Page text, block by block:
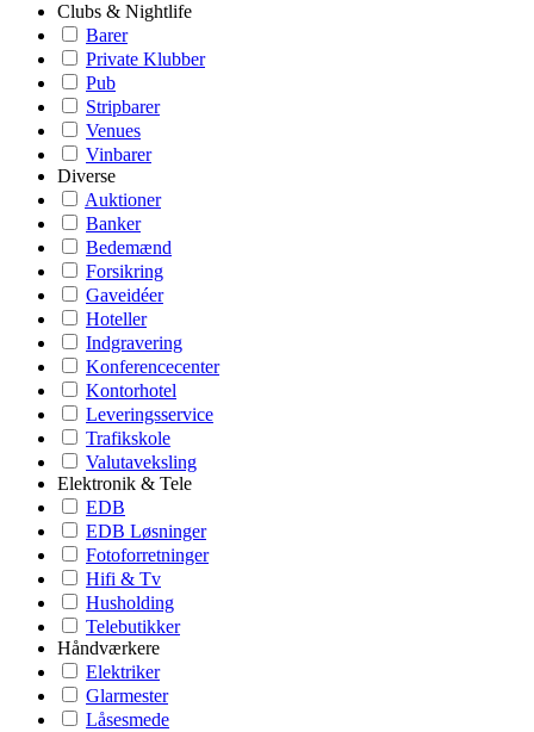
Clubs & Nightlife
Barer
Private Klubber
Pub
Stripbarer
Venues
Vinbarer
Diverse
Auktioner
Banker
Bedemænd
Forsikring
Gaveidéer
Hoteller
Indgravering
Konferencecenter
Kontorhotel
Leveringsservice
Trafikskole
Valutaveksling
Elektronik & Tele
EDB
EDB Løsninger
Fotoforretninger
Hifi & Tv
Husholding
Telebutikker
Håndværkere
Elektriker
Glarmester
Låsesmede